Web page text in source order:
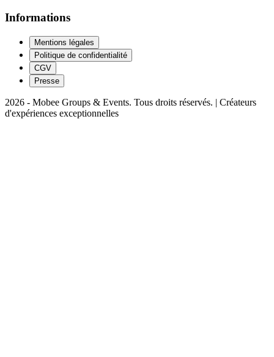
Informations
Mentions légales
Politique de confidentialité
CGV
Presse
2026 - Mobee Groups & Events. Tous droits réservés. | Créateurs
d'expériences exceptionnelles